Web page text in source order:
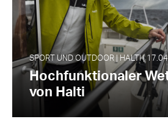
SPORT UND OUTDOOR | HALTI |
Hochfunktionaler
von Halti